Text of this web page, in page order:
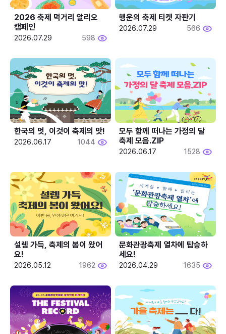
2026 축제 먹거리 알리오
캠페인
2026.07.29 598
행운의 축제 티켓 자판기
2026.07.29 566
한국의 멋, 이것이 축제의 맛!
2026.06.17 1044
모두 함께 떠나는 가정의 달
축제 모음.ZIP
2026.06.17 1528
설렘 가득, 축제의 봄이 왔어
요!
2026.05.12 1962
문화관광축제 열차에 탑승하
세요!
2026.04.29 1635